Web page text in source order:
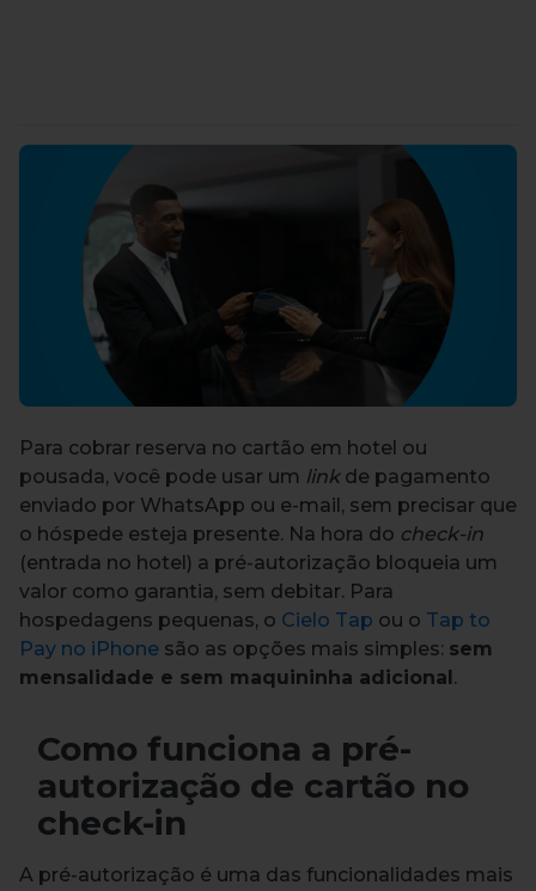
Para cobrar reserva no cartão em hotel ou
pousada, você pode usar um link de pagamento
enviado por WhatsApp ou e-mail, sem precisar que
o hóspede esteja presente. Na hora do check-in
(entrada no hotel) a pré-autorização bloqueia um
valor como garantia, sem debitar. Para
hospedagens pequenas, o Cielo Tap ou o Tap to
Pay no iPhone são as opções mais simples: sem
mensalidade e sem maquininha adicional .
Como funciona a pré-
autorização de cartão no
check-in
A pré-autorização é uma das funcionalidades mais